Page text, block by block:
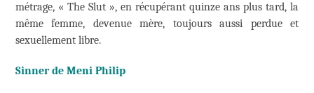
métrage, « The Slut », en récupérant quinze ans plus tard, la
même femme, devenue mère, toujours aussi perdue et
sexuellement libre.
Sinner de Meni Philip